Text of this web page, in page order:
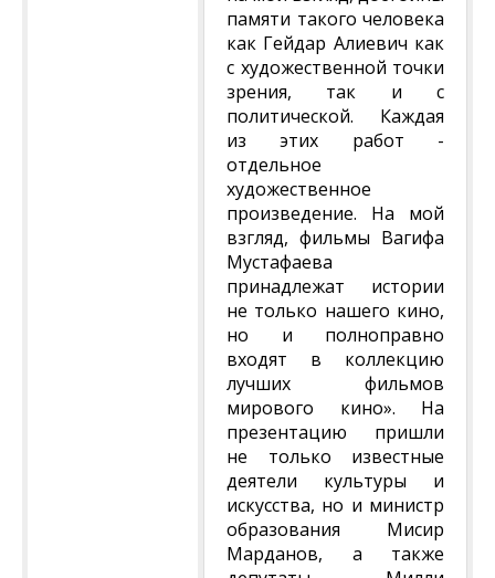
памяти такого человека
как Гейдар Алиевич как
с художественной точки
зрения, так и с
политической. Каждая
из этих работ -
отдельное
художественное
произведение. На мой
взгляд, фильмы Вагифа
Мустафаева
принадлежат истории
не только нашего кино,
но и полноправно
входят в коллекцию
лучших фильмов
мирового кино». На
презентацию пришли
не только известные
деятели культуры и
искусства, но и министр
образования Мисир
Марданов, а также